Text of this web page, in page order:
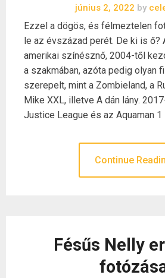
június 2, 2022 by
Ezzel a dögös, és félmeztelen
le az évszázad perét. De ki is ő?
amerikai színésznő, 2004-től
a szakmában, azóta pedig olyan
szerepelt, mint a Zombieland, a
Mike XXL, illetve A dán lány.
Justice League és az Aquaman
Continue
Fésűs Nelly